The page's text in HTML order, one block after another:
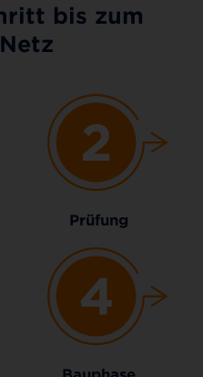
bis zum
Prüfung